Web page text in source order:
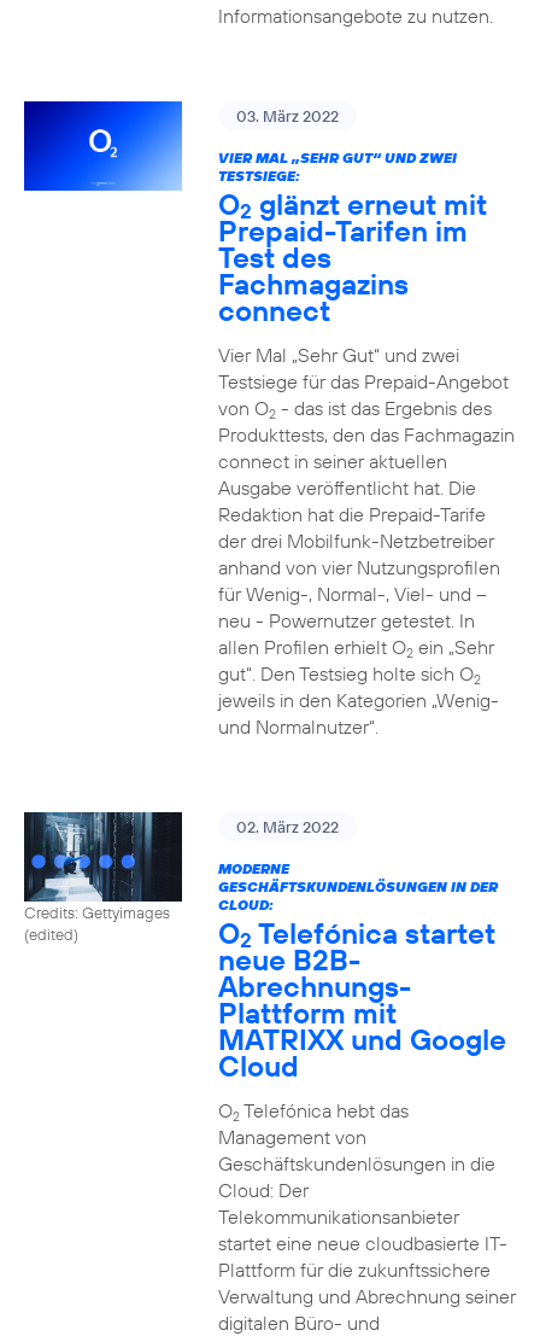
Informationsangebote zu nutzen.
03. März 2022
VIER MAL „SEHR GUT“ UND ZWEI
TESTSIEGE:
O2 glänzt erneut mit
Prepaid-Tarifen im
Test des
Fachmagazins
connect
Vier Mal „Sehr Gut“ und zwei
Testsiege für das Prepaid-Angebot
von O2- das ist das Ergebnis des
Produkttests, den das Fachmagazin
connect in seiner aktuellen
Ausgabe veröffentlicht hat. Die
Redaktion hat die Prepaid-Tarife
der drei Mobilfunk-Netzbetreiber
anhand von vier Nutzungsprofilen
für Wenig-, Normal-, Viel- und –
neu - Powernutzer getestet. In
allen Profilen erhielt O2ein „Sehr
gut“. Den Testsieg holte sich O2
jeweils in den Kategorien „Wenig-
und Normalnutzer“.
Credits: Gettyimages
(edited)
02. März 2022
MODERNE
GESCHÄFTSKUNDENLÖSUNGEN IN DER
CLOUD:
O2 Telefónica startet
neue B2B-
Abrechnungs-
Plattform mit
MATRIXX und Google
Cloud
O2Telefónica hebt das
Management von
Geschäftskundenlösungen in die
Cloud: Der
Telekommunikationsanbieter
startet eine neue cloudbasierte IT-
Plattform für die zukunftssichere
Verwaltung und Abrechnung seiner
digitalen Büro- und